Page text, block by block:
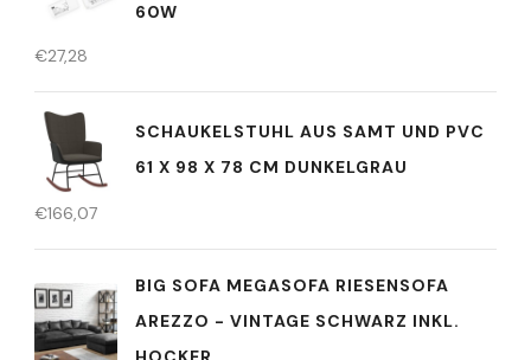
60W
€27,28
SCHAUKELSTUHL AUS SAMT UND PVC
61 X 98 X 78 CM DUNKELGRAU
€166,07
BIG SOFA MEGASOFA RIESENSOFA
AREZZO - VINTAGE SCHWARZ INKL.